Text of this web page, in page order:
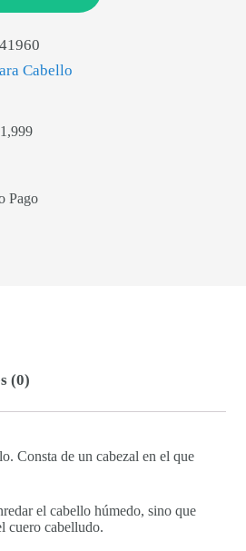
Cabello
Pago
(0)
Consta de un cabezal en el que
el cabello húmedo, sino que
cuero cabelludo.